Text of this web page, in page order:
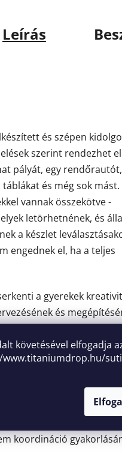
követésével elfogadja
Leírás
és szépen
szerint rendezhet
pályát, egy
és még sok mást.
vannak összekötve -
letörhetnének, és
a készlet
engednek el, ha a teljes
serkenti a gyerekek
és
szórakozás. Az
gyermek számára nagy
szórakozás, de
koordináció